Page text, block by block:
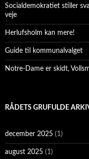
Socialdemokratiet stiller
veje
Herlufsholm kan mere!
Guide til kommunalvalget
Notre-Dame er skidt,
RÅDETS GRUFULDE
december 2025 (1)
august 2025 (1)